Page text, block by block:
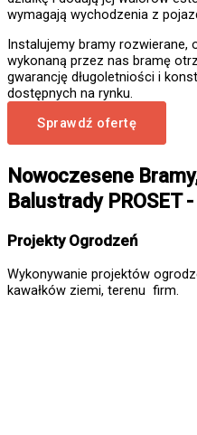
wymagają wychodzenia z
Instalujemy bramy rozwierane,
wykonaną przez nas bramę
gwarancję długoletniości i
dostępnych na rynku.
Sprawdź ofertę
Nowoczesene
Balustrady PROSET
Projekty Ogrodzeń
Wykonywanie projektów
kawałków ziemi, terenu firm.